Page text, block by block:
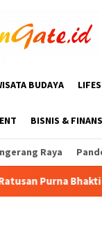
BUDAYA
BISNIS &
Raya
Siap